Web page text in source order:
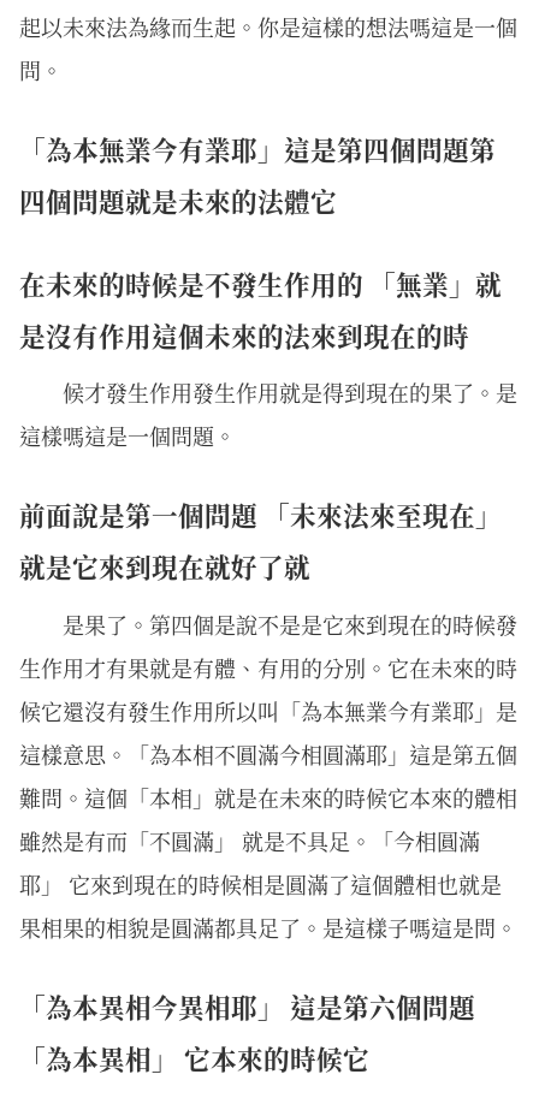
起以未來法為緣而生起。你是這樣的想法嗎這是一個
問。
「為本無業今有業耶」這是第四個問題第
四個問題就是未來的法體它
在未來的時候是不發生作用的 「無業」就
是沒有作用這個未來的法來到現在的時
候才發生作用發生作用就是得到現在的果了。是
這樣嗎這是一個問題。
前面說是第一個問題 「未來法來至現在」
就是它來到現在就好了就
是果了。第四個是說不是是它來到現在的時候發
生作用才有果就是有體、有用的分別。它在未來的時
候它還沒有發生作用所以叫「為本無業今有業耶」是
這樣意思。「為本相不圓滿今相圓滿耶」這是第五個
難問。這個「本相」就是在未來的時候它本來的體相
雖然是有而「不圓滿」 就是不具足。「今相圓滿
耶」 它來到現在的時候相是圓滿了這個體相也就是
果相果的相貌是圓滿都具足了。是這樣子嗎這是問。
「為本異相今異相耶」 這是第六個問題
「為本異相」 它本來的時候它